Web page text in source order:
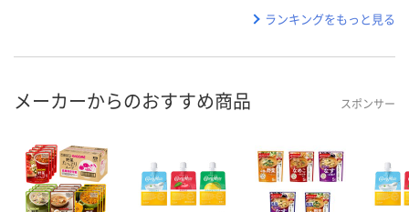
ランキングをもっと見る
メーカーからのおすすめ商品 スポンサー